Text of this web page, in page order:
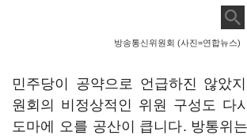
방송통신위원회 (사진=연합뉴스)
민주당이 공약으로 언급하진 않았
원회의 비정상적인 위원 구성도 다
도마에 오를 공산이 큽니다. 방통위